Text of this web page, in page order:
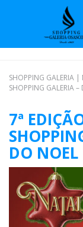
SHOPPING GALERIA |
SHOPPING GALERIA
7ª
DO NOEL